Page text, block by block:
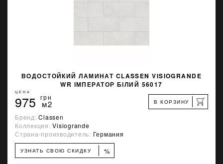
ВОДОСТОЙКИЙ ЛАМИНАТ CLASSEN VISIOGRANDE
WR ІМПЕРАТОР БІЛИЙ 56017
ЦЕНА
975 грн
м2 В КОРЗИНУ
Бренд:Classen
Коллекция:Visiogrande
Страна-производитель: Германия
УЗНАТЬ СВОЮ СКИДКУ %